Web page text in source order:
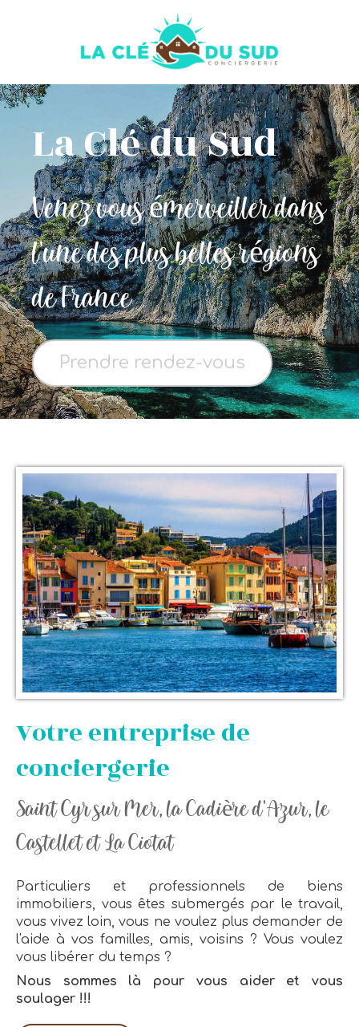
La Clé du Sud
Venez vous émerveiller dans
l'une des plus belles régions
de France
Prendre rendez-vous
Votre entreprise de
conciergerie
Saint Cyr sur Mer, la Cadière d'Azur, le
Castellet et La Ciotat
Particuliers et professionnels de biens
immobiliers, vous êtes submergés par le travail,
vous vivez loin, vous ne voulez plus demander de
l'aide à vos familles, amis, voisins ? Vous voulez
vous libérer du temps ?
Nous sommes là pour vous aider et vous
soulager !!!